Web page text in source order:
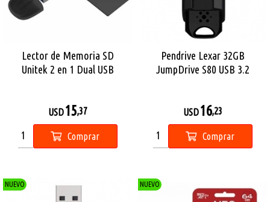
Lector de Memoria SD
Unitek 2 en 1 Dual USB
USD15,37
Comprar
Pendrive Lexar 32GB
JumpDrive S80 USB 3.2
USD16,23
Comprar
NUEVO NUEVO